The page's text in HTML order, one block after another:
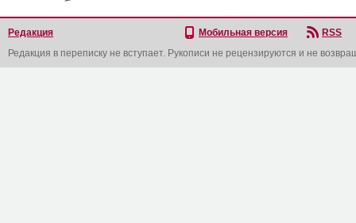
Редакция Мобильная версия
RSS
Редакция в переписку не вступает. Рукописи не рецензируются и не